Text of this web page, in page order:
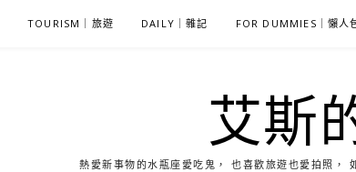
TOURISM｜旅遊 DAILY｜雜記 FOR DUMMIES｜懶人
艾斯
熱愛新事物的水瓶座愛吃鬼， 也喜歡旅遊也愛拍照